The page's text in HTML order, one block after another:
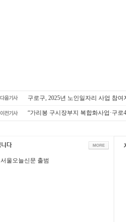
구로구, 2025년 노인일자리 사업 참여
“가리봉 구시장부지 복합화사업·구
서울오늘신문 출범